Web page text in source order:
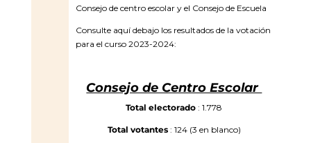
Consejo de centro escolar y el Consejo de Escuela
Consulte aquí debajo los resultados de la votación
para el curso 2023-2024:
Consejo de Centro Escolar
Total electorado : 1.778
Total votantes: 124 (3 en blanco)